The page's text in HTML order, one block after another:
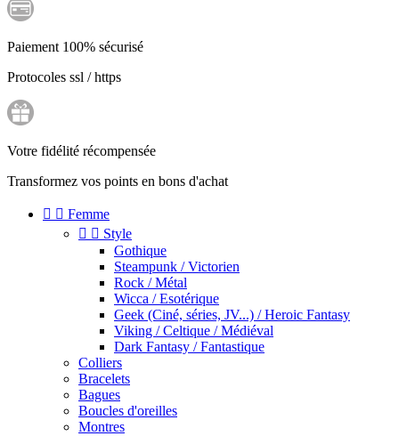
Paiement 100% sécurisé
Protocoles ssl / https
Votre fidélité récompensée
Transformez vos points en bons d'achat
  Femme
  Style
Gothique
Steampunk / Victorien
Rock / Métal
Wicca / Esotérique
Geek (Ciné, séries, JV...) / Heroic Fantasy
Viking / Celtique / Médiéval
Dark Fantasy / Fantastique
Colliers
Bracelets
Bagues
Boucles d'oreilles
Montres